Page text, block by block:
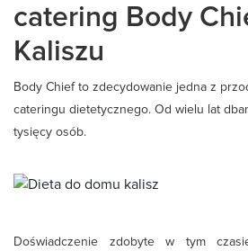
catering Body
Kaliszu
Body Chief to zdecydowanie jedna z
cateringu dietetycznego. Od wielu lat
tysięcy osób.
Doświadczenie zdobyte w tym